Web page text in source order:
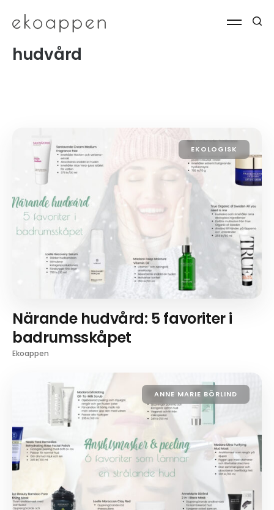
hudvård
EKOLOGISK
Närande hudvård: 5 favoriter i
badrumsskåpet
Ekoappen
ANNE MARIE BÖRLIND